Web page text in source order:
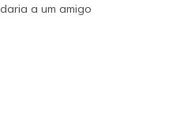
a um amigo